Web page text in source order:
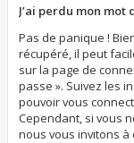
J’ai perdu mon mot
Pas de panique !
récupéré, il peut
sur la page de
passe ». Suivez les
pouvoir vous
Cependant, si vous
nous vous invitons